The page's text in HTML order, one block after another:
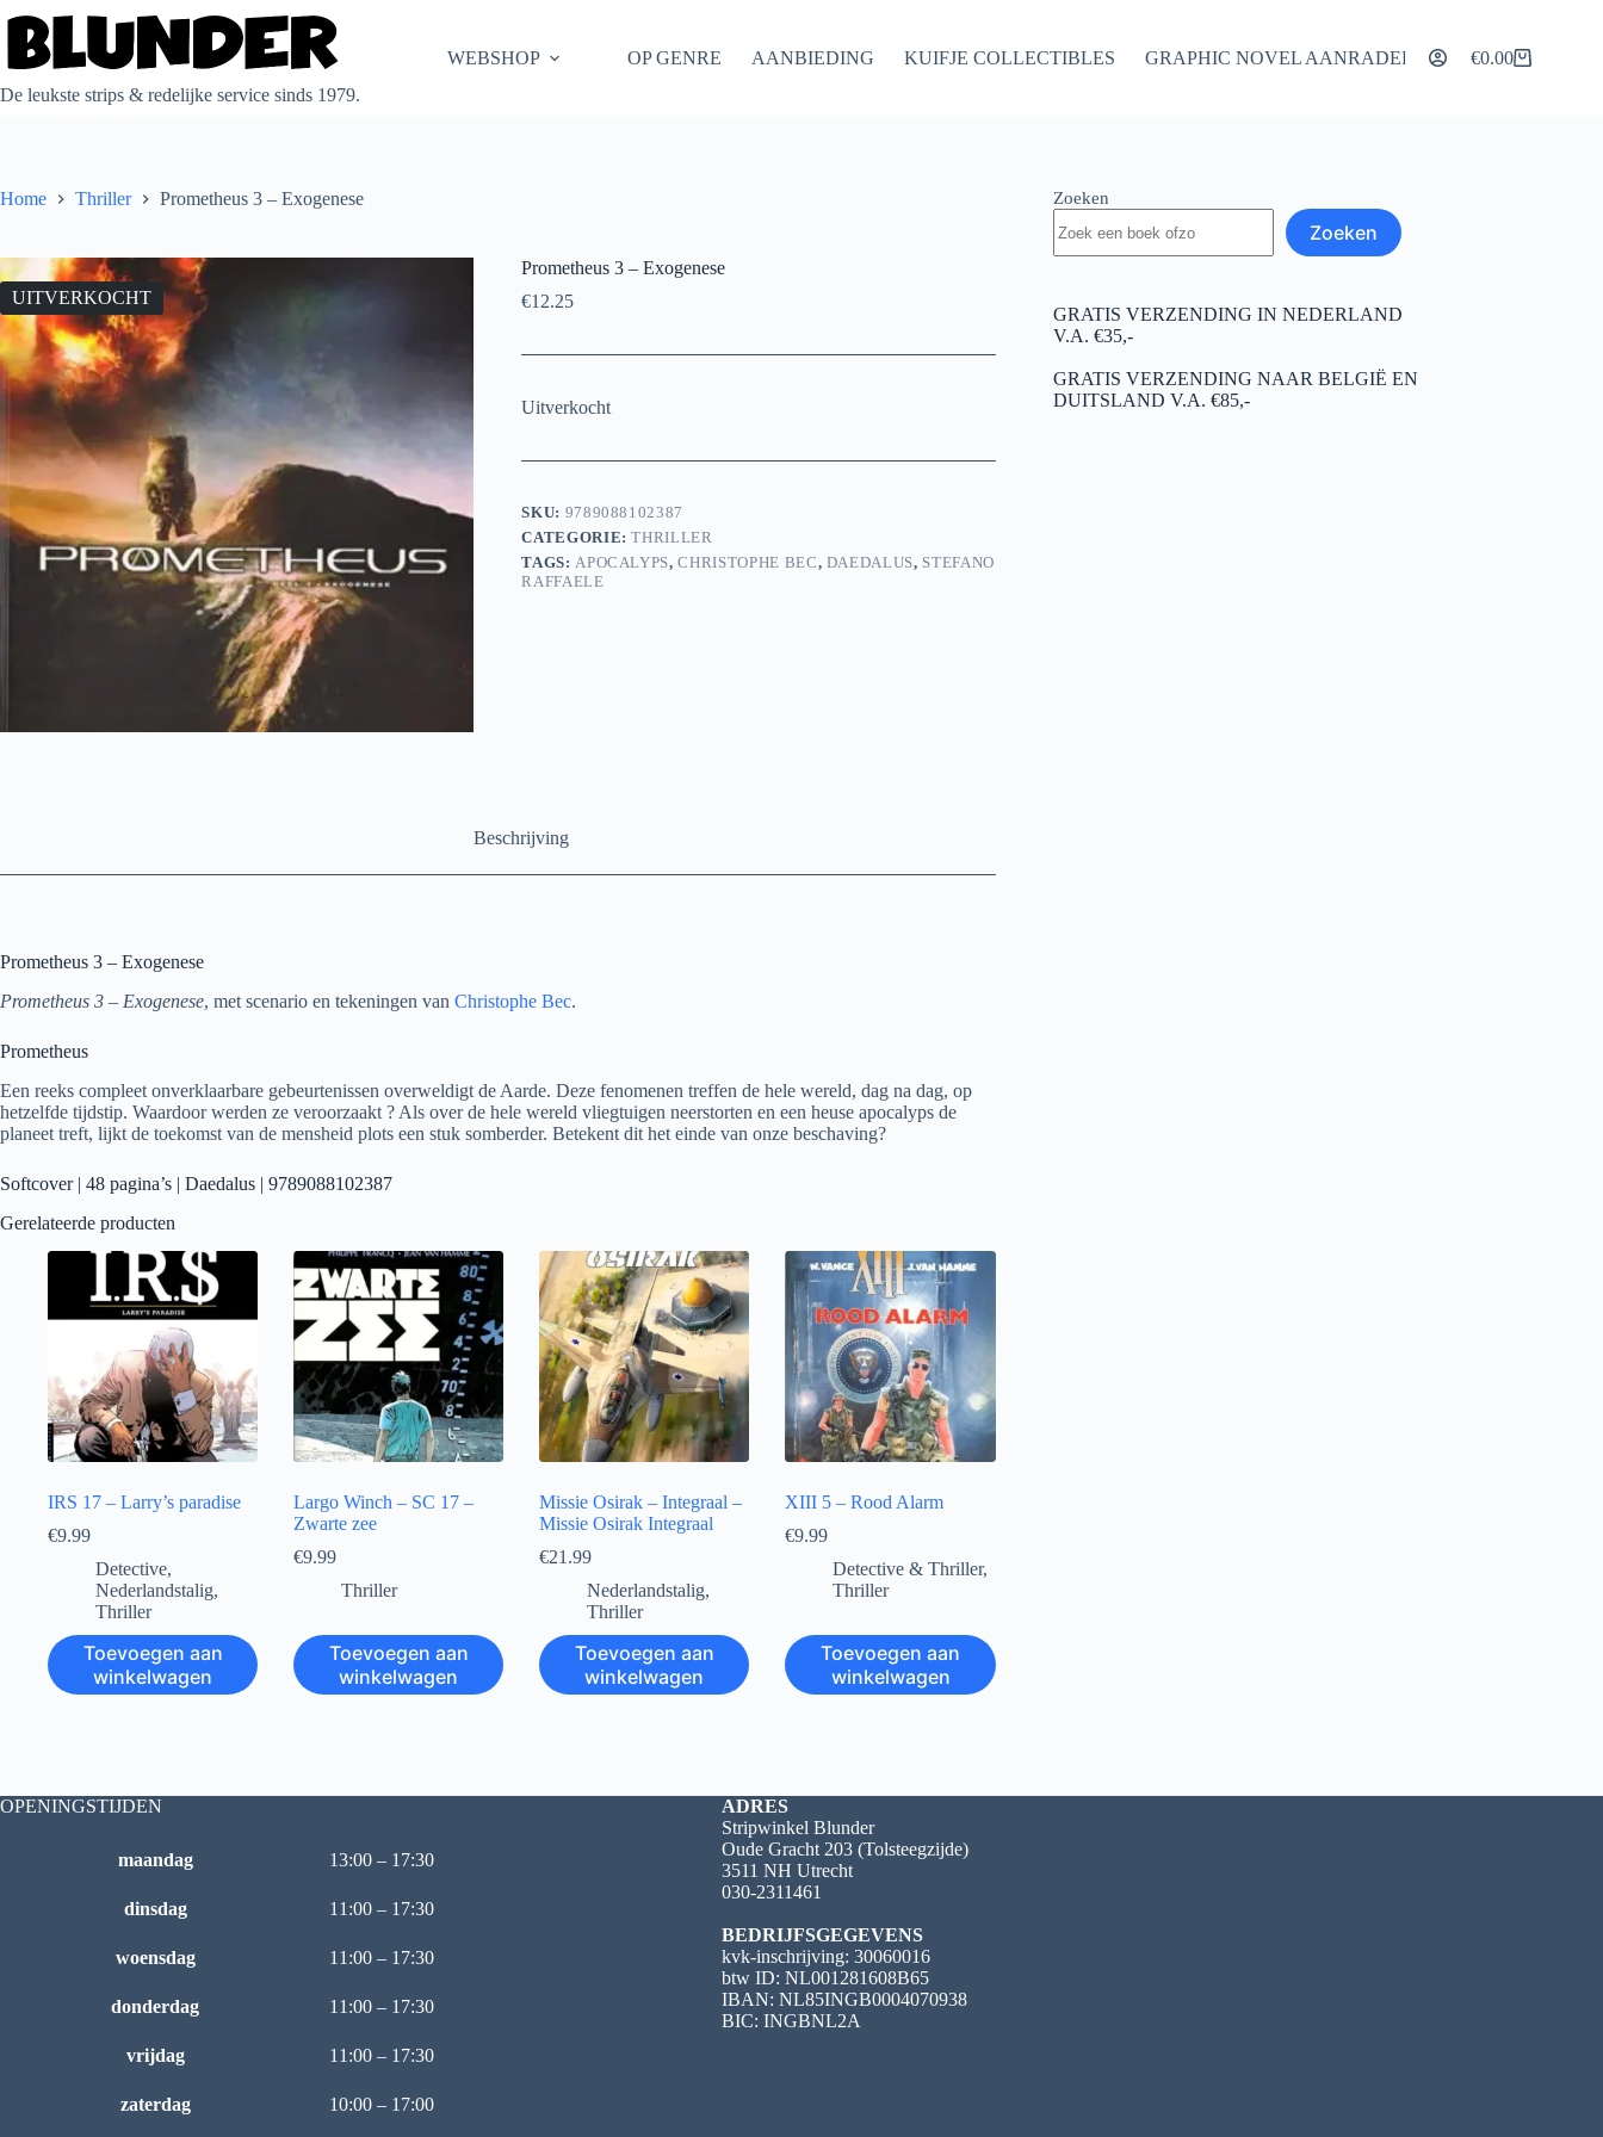
naar
inhoud
De leukste strips & redelijke service sinds 1979.
WEBSHOP OP GENRE AANBIEDING KUIFJE COLLECTIBLES GRAPHIC NOVEL AANRADERS ARTIKELEN
Winkelwagen
€0.00
Home Thriller Prometheus 3 – Exogenese
UITVERKOCHT
Prometheus 3 – Exogenese
€12.25
Uitverkocht
SKU: 9789088102387
CATEGORIE:THRILLER
TAGS:APOCALYPS,CHRISTOPHE BEC, DAEDALUS, STEFANO
RAFFAELE
Beschrijving
Prometheus 3 – Exogenese
Prometheus 3 – Exogenese, met scenario en tekeningen van Christophe Bec.
Prometheus
Een reeks compleet onverklaarbare gebeurtenissen overweldigt de Aarde. Deze fenomenen treffen de hele wereld, dag na dag, op
hetzelfde tijdstip. Waardoor werden ze veroorzaakt ? Als over de hele wereld vliegtuigen neerstorten en een heuse apocalyps de
planeet treft, lijkt de toekomst van de mensheid plots een stuk somberder. Betekent dit het einde van onze beschaving?
Softcover | 48 pagina’s | Daedalus | 9789088102387
Gerelateerde producten
IRS 17 – Larry’s paradise
€9.99
Detective,
Nederlandstalig,
Thriller
Toevoegen aan
winkelwagen
Largo Winch – SC 17 –
Zwarte zee
€9.99
Thriller
Toevoegen aan
winkelwagen
Missie Osirak – Integraal –
Missie Osirak Integraal
€21.99
Nederlandstalig,
Thriller
Toevoegen aan
winkelwagen
XIII 5 – Rood Alarm
€9.99
Detective & Thriller,
Thriller
Toevoegen aan
winkelwagen
Zoeken
Zoeken
GRATIS VERZENDING IN NEDERLAND
V.A. €35,-
GRATIS VERZENDING NAAR BELGIË EN
DUITSLAND V.A. €85,-
OPENINGSTIJDEN
maandag 13:00 – 17:30
dinsdag 11:00 – 17:30
woensdag 11:00 – 17:30
donderdag 11:00 – 17:30
vrijdag 11:00 – 17:30
zaterdag 10:00 – 17:00
ADRES
Stripwinkel Blunder
Oude Gracht 203 (Tolsteegzijde)
3511 NH Utrecht
030-2311461
BEDRIJFSGEGEVENS
kvk-inschrijving: 30060016
btw ID: NL001281608B65
IBAN: NL85INGB0004070938
BIC: INGBNL2A